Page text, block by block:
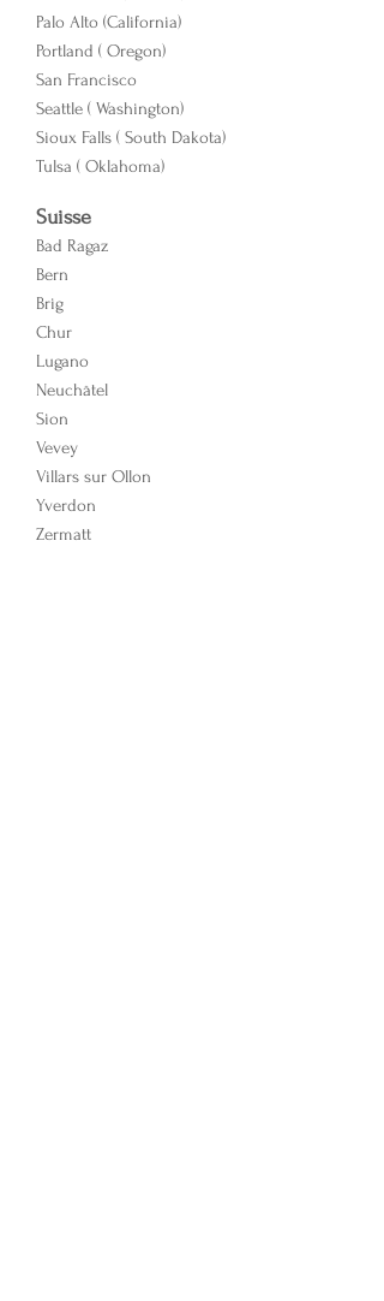
Palo Alto (California)
Portland ( Oregon)
San Francisco
Seattle ( Washington)
Sioux Falls ( South Dakota)
Tulsa ( Oklahoma)
Suisse
Bad Ragaz
Bern
Brig
Chur
Lugano
Neuchâtel
Sion
Vevey
Villars sur Ollon
Yverdon
Zermatt